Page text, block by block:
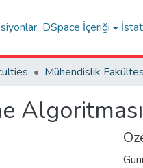
DSpace İçeriği